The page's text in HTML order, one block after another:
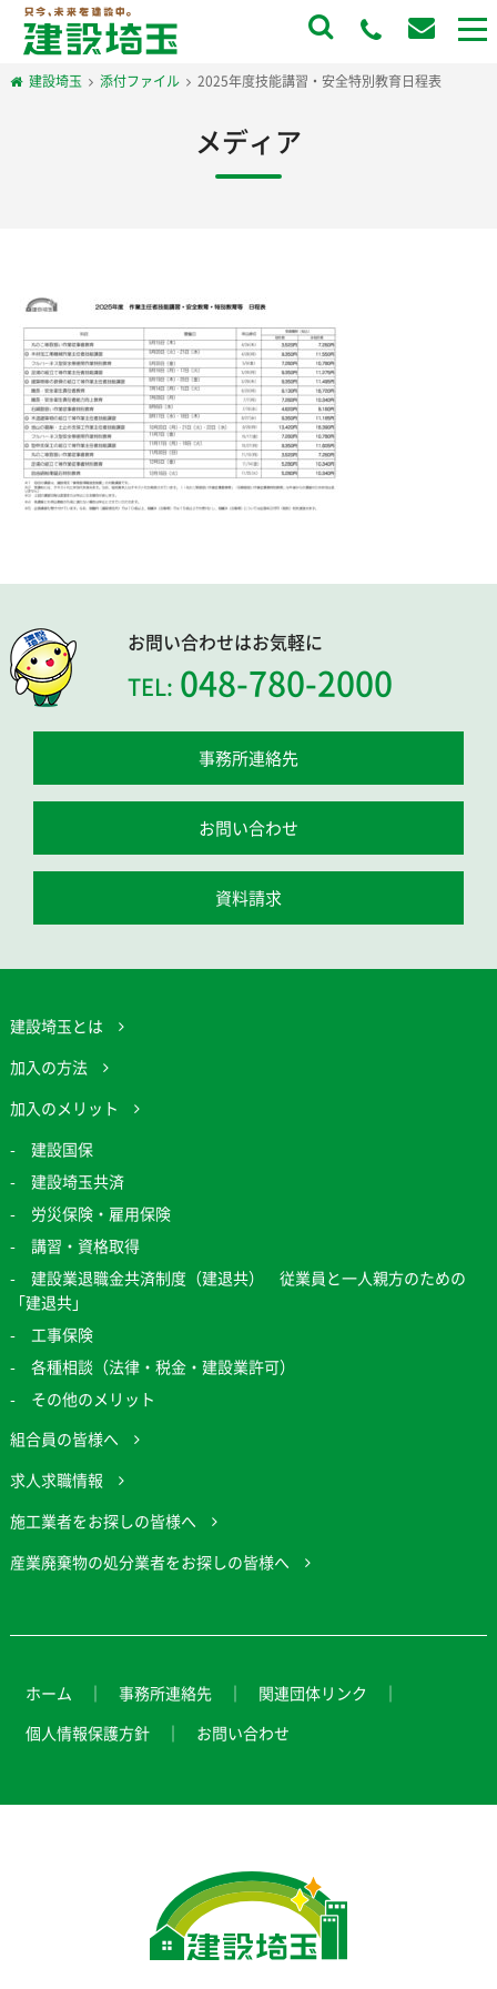
建設埼玉 添付ファイル 2025年度技能講習・安全特別教育日程表
メディア
お問い合わせはお気軽に
TEL: 048-780-2000
事務所連絡先
お問い合わせ
資料請求
建設埼玉とは
加入の方法
加入のメリット
建設国保
建設埼玉共済
労災保険・雇用保険
講習・資格取得
建設業退職金共済制度（建退共） 従業員と一人親方のための
「建退共」
工事保険
各種相談（法律・税金・建設業許可）
その他のメリット
組合員の皆様へ
求人求職情報
施工業者をお探しの皆様へ
産業廃棄物の処分業者をお探しの皆様へ
ホーム 事務所連絡先
関連団体リンク
個人情報保護方針
お問い合わせ